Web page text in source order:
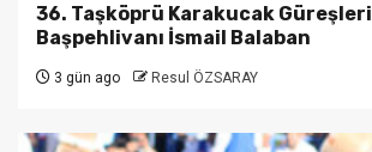
36. Taşköprü Karakucak Güreşleri
Başpehlivanı İsmail Balaban
3 gün ago Resul ÖZSARAY